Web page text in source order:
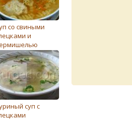
со свиными
и
суп с